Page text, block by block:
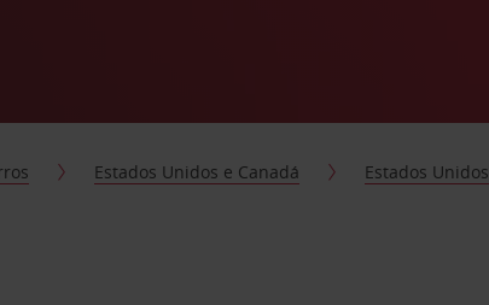
Estados Unidos e Canadá Estados Unidos